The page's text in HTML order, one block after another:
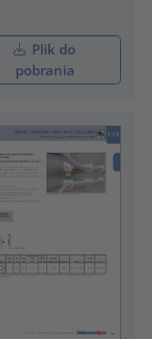
Plik do
pobrania